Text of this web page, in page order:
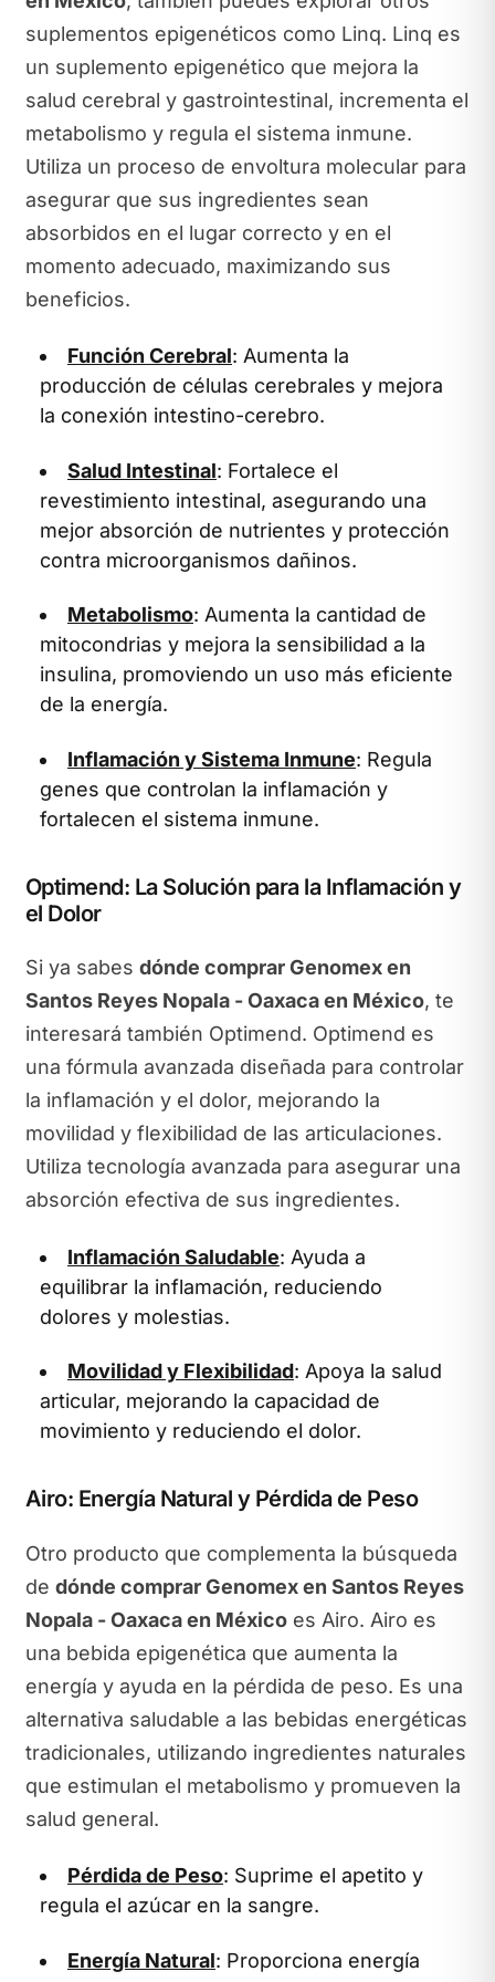
suplementos epigenéticos como Linq. Linq es
un suplemento epigenético que mejora la
salud cerebral y gastrointestinal, incrementa el
metabolismo y regula el sistema inmune.
Utiliza un proceso de envoltura molecular para
asegurar que sus ingredientes sean
absorbidos en el lugar correcto y en el
momento adecuado, maximizando sus
beneficios.
Función Cerebral: Aumenta la
producción de células cerebrales y mejora
la conexión intestino-cerebro.
Salud Intestinal: Fortalece el
revestimiento intestinal, asegurando una
mejor absorción de nutrientes y protección
contra microorganismos dañinos.
Metabolismo: Aumenta la cantidad de
mitocondrias y mejora la sensibilidad a la
insulina, promoviendo un uso más eficiente
de la energía.
Inflamación y Sistema Inmune: Regula
genes que controlan la inflamación y
fortalecen el sistema inmune.
Optimend: La Solución para la Inflamación y
el Dolor
Si ya sabes dónde comprar Genomex en
Santos Reyes Nopala - Oaxaca en México, te
interesará también Optimend. Optimend es
una fórmula avanzada diseñada para controlar
la inflamación y el dolor, mejorando la
movilidad y flexibilidad de las articulaciones.
Utiliza tecnología avanzada para asegurar una
absorción efectiva de sus ingredientes.
Inflamación Saludable: Ayuda a
equilibrar la inflamación, reduciendo
dolores y molestias.
Movilidad y Flexibilidad: Apoya la salud
articular, mejorando la capacidad de
movimiento y reduciendo el dolor.
Airo: Energía Natural y Pérdida de Peso
Otro producto que complementa la búsqueda
de dónde comprar Genomex en Santos Reyes
Nopala - Oaxaca en Méxicoes Airo. Airo es
una bebida epigenética que aumenta la
energía y ayuda en la pérdida de peso. Es una
alternativa saludable a las bebidas energéticas
tradicionales, utilizando ingredientes naturales
que estimulan el metabolismo y promueven la
salud general.
Pérdida de Peso: Suprime el apetito y
regula el azúcar en la sangre.
Energía Natural: Proporciona energía